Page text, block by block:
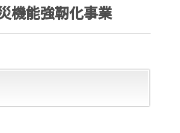
機能強靭化事業